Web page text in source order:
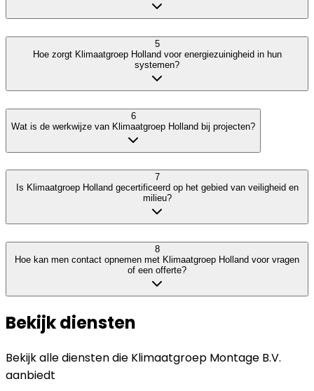
5
Hoe zorgt Klimaatgroep Holland voor energiezuinigheid in hun
systemen?
6
Wat is de werkwijze van Klimaatgroep Holland bij projecten?
7
Is Klimaatgroep Holland gecertificeerd op het gebied van veiligheid en
milieu?
8
Hoe kan men contact opnemen met Klimaatgroep Holland voor vragen
of een offerte?
Bekijk diensten
Bekijk alle diensten die Klimaatgroep Montage B.V.
aanbiedt